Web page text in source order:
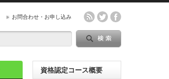
お問合わせ・お申し込み
資格認定コース概要